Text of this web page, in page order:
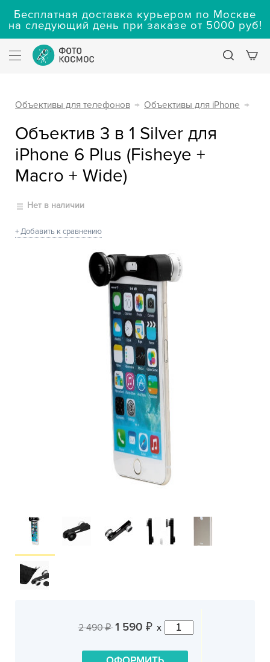
Бесплатная доставка курьером по Москве
на следующий день при заказе от 5000 руб!
Объективы для телефонов → Объективы для iPhone →
Объектив 3 в 1 Silver для
iPhone 6 Plus (Fisheye +
Macro + Wide)
Нет в наличии
+ Добавить к сравнению
2 490₽ 1 590 ₽ x